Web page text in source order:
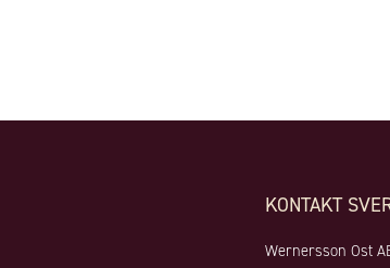
KONTAKT
Wernersson Ost